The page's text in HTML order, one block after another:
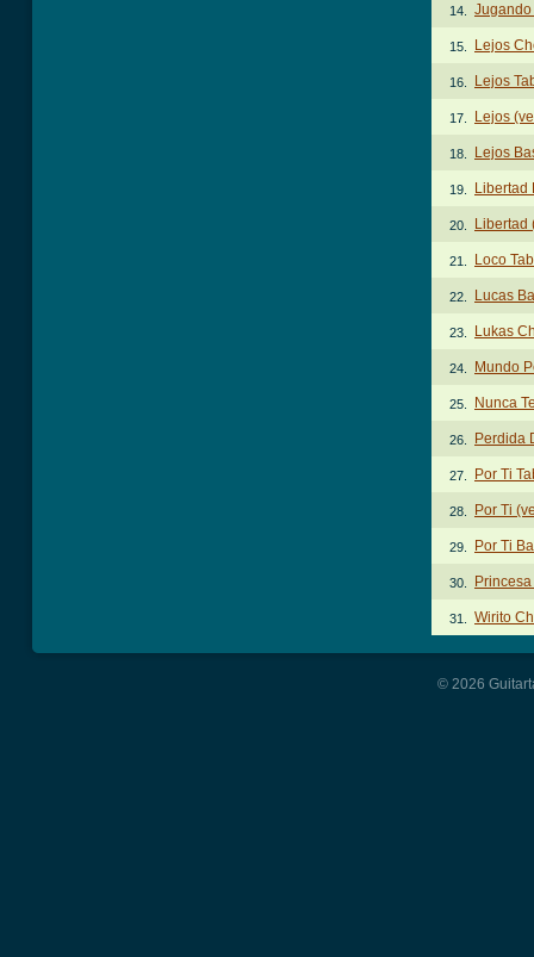
14. Jugando
15. Lejos
16. Lejos
17. Lejos
18. Lejos
19. Libertad
20. Libertad
21. Loco Tab
22. Lucas
23. Lukas
24. Mundo
25. Nunca
26. Perdida
27. Por Ti
28. Por Ti
29. Por Ti
30.
31. Wirito
© 2026